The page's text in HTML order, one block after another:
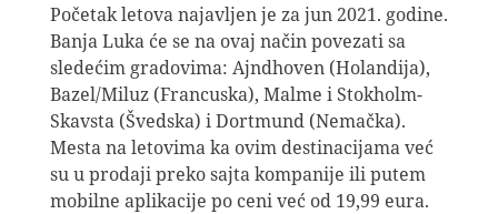
Početak letova najavljen je za jun 2021. godine.
Banja Luka će se na ovaj način povezati sa
sledećim gradovima: Ajndhoven (Holandija),
Bazel/Miluz (Francuska), Malme i Stokholm-
Skavsta (Švedska) i Dortmund (Nemačka).
Mesta na letovima ka ovim destinacijama već
su u prodaji preko sajta kompanije ili putem
mobilne aplikacije po ceni već od 19,99 eura.